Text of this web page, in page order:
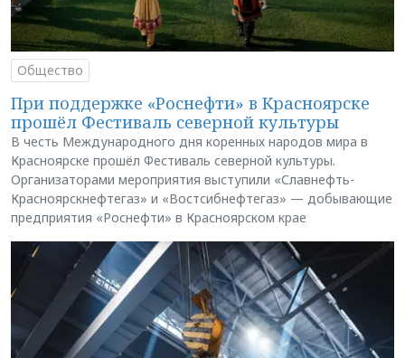
Общество
При поддержке «Роснефти» в Красноярске
прошёл Фестиваль северной культуры
В честь Международного дня коренных народов мира в
Красноярске прошёл Фестиваль северной культуры.
Организаторами мероприятия выступили «Славнефть-
Красноярскнефтегаз» и «Востсибнефтегаз» — добывающие
предприятия «Роснефти» в Красноярском крае